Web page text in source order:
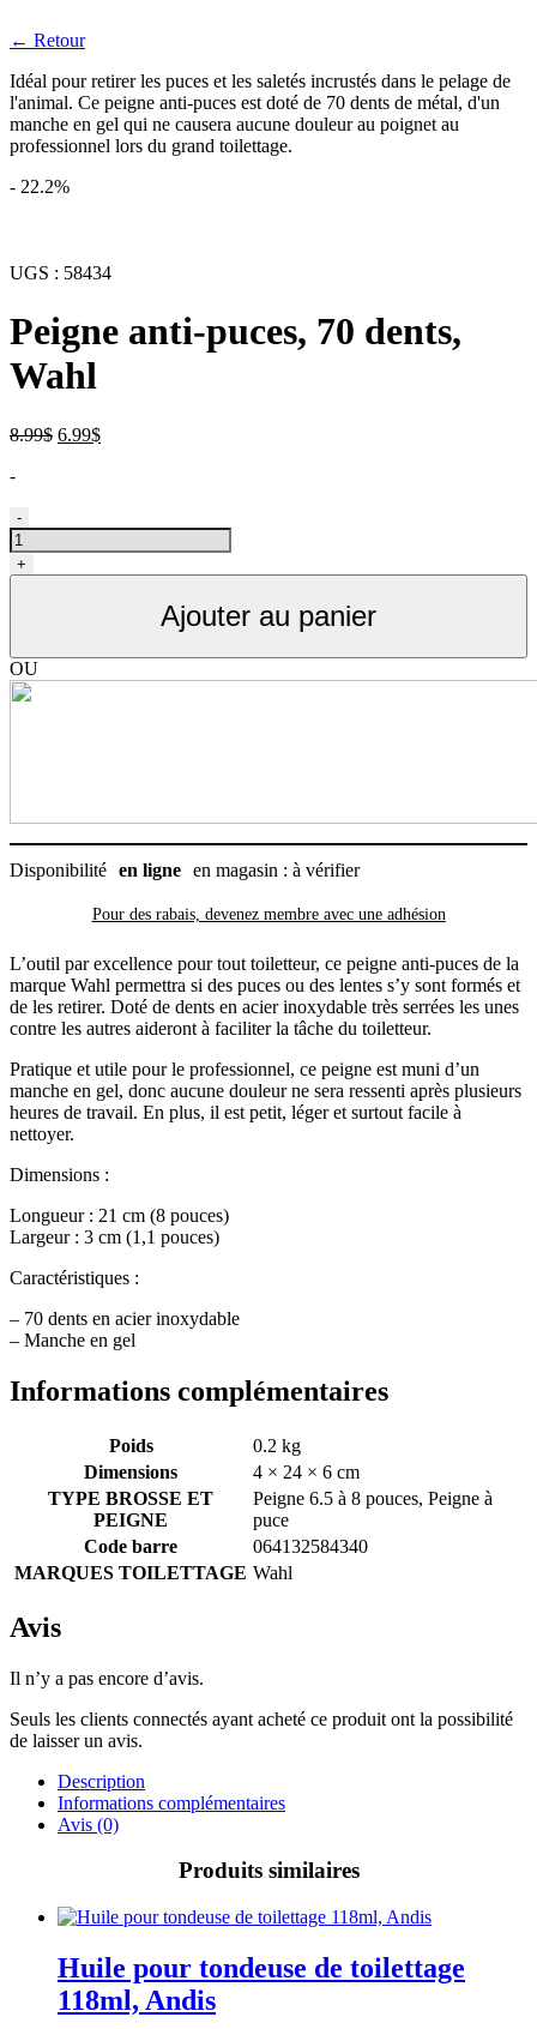
← Retour
Idéal pour retirer les puces et les saletés incrustés dans le pelage de
l'animal. Ce peigne anti-puces est doté de 70 dents de métal, d'un
manche en gel qui ne causera aucune douleur au poignet au
professionnel lors du grand toilettage.
- 22.2%
UGS : 58434
Peigne anti-puces, 70 dents,
Wahl
8.99$ Le
6.99$Le
-
quantité
de
Peigne
anti-
70
dents,
-
+
Ajouter au panier
OU
Disponibilité en ligne en magasin : à vérifier
Pour des rabais, devenez membre avec une adhésion
L’outil par excellence pour tout toiletteur, ce peigne anti-puces de la
marque Wahl permettra si des puces ou des lentes s’y sont formés et
de les retirer. Doté de dents en acier inoxydable très serrées les unes
contre les autres aideront à faciliter la tâche du toiletteur.
Pratique et utile pour le professionnel, ce peigne est muni d’un
manche en gel, donc aucune douleur ne sera ressenti après plusieurs
heures de travail. En plus, il est petit, léger et surtout facile à
nettoyer.
Dimensions :
Longueur : 21 cm (8 pouces)
Largeur : 3 cm (1,1 pouces)
Caractéristiques :
– 70 dents en acier inoxydable
– Manche en gel
Informations complémentaires
Poids
0.2 kg
Dimensions
4 × 24 × 6 cm
TYPE BROSSE ET
PEIGNE
Peigne 6.5 à 8 pouces, Peigne à
puce
Code barre
064132584340
MARQUES TOILETTAGE Wahl
Avis
Il n’y a pas encore d’avis.
Seuls les clients connectés ayant acheté ce produit ont la possibilité
de laisser un avis.
Description
Informations complémentaires
Avis (0)
Produits similaires
Huile pour tondeuse de toilettage
118ml, Andis